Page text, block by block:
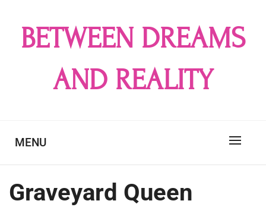
contentBETWEEN DREAMS
AND REALITY
MENU
Graveyard Queen